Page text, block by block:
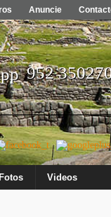
Anuncie
952
Fotos Videos